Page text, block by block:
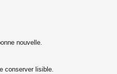
nouvelle.
conserver lisible.